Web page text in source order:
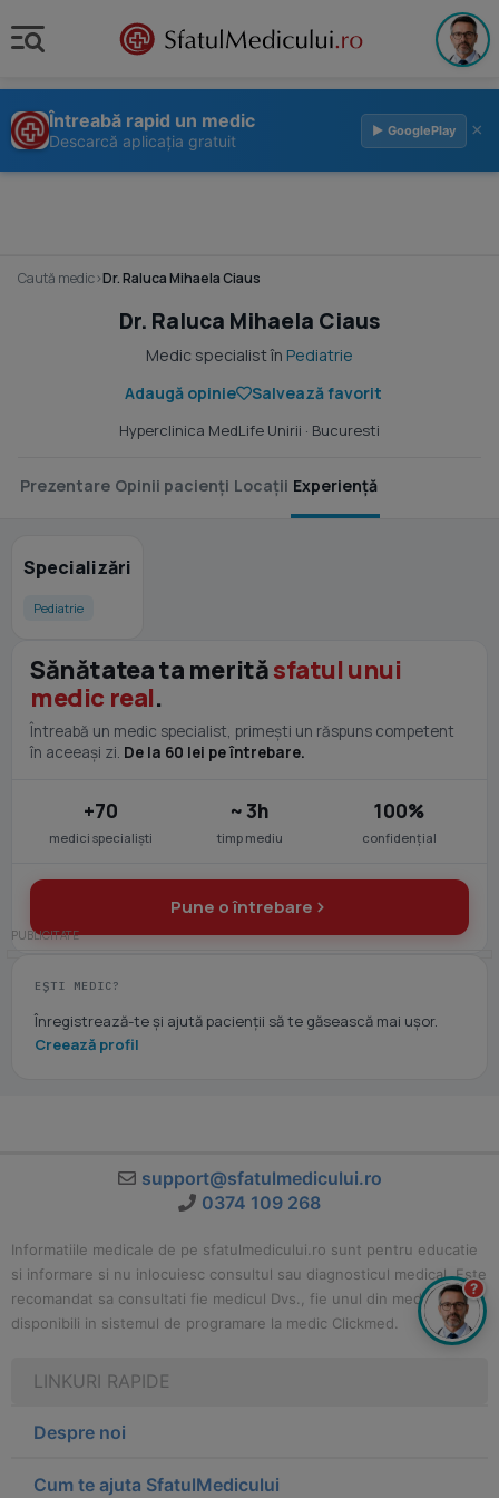
Întreabă rapid un medic
Descarcă aplicația gratuit
▶ GooglePlay ×
Caută medic›Dr. Raluca Mihaela Ciaus
Dr. Raluca Mihaela Ciaus
Medic specialist în Pediatrie
Adaugă opinie
Salvează favorit
Hyperclinica MedLife Unirii · Bucuresti
Prezentare Opinii pacienți Locații Experiență
Specializări
Pediatrie
Sănătatea ta merităsfatul unui
medic real.
Întreabă un medic specialist, primești un răspuns competent
în aceeași zi. De la 60 lei pe întrebare.
+70
medici specialiști
~ 3h
timp mediu
100%
confidențial
Pune o întrebare
EȘTI MEDIC?
Înregistrează-te și ajută pacienții să te găsească mai ușor.
Creează profil
support@sfatulmedicului.ro
0374 109 268
Informatiile medicale de pe sfatulmedicului.ro sunt pentru educatie
si informare si nu inlocuiesc consultul sau diagnosticul medical. Este
recomandat sa consultati fie medicul Dvs., fie unul din medicii
disponibili in sistemul de programare la medic Clickmed.
LINKURI RAPIDE
Despre noi
Cum te ajuta SfatulMedicului
?